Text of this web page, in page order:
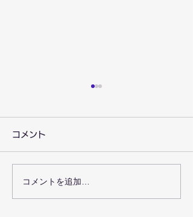
教職員・若者支援者向け
コメント
コメントを追加…